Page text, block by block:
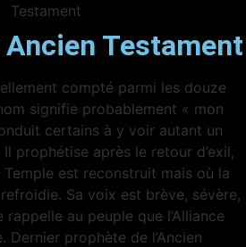
Ancien Testament
compté parmi les douze
signifie probablement « mon
certains à y voir autant un
prophétise après le retour d’exil,
est reconstruit mais où la
Sa voix est brève, sévère,
au peuple que l’Alliance
Dernier prophète de l’Ancien